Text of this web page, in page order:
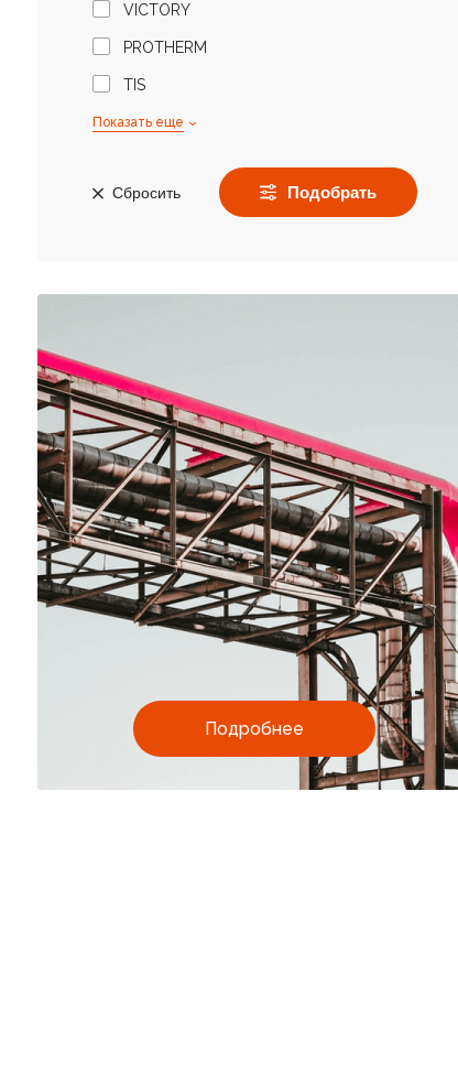
VICTORY
PROTHERM
TIS
Показать еще
Сбросить Подобрать
Подробнее